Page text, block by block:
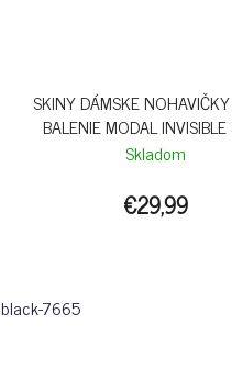
SKINY DÁMSKE
BALENIE MODAL
BLACK
Skladom
€29,99
black-7665